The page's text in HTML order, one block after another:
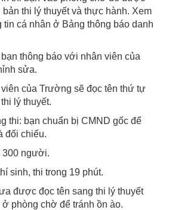
thi lý thuyết và thực hành. Xem
tin cá nhân ở Bảng thông báo danh
thông báo với nhân viên của
sửa.
của Trường sẽ đọc tên thứ tự
lý thuyết.
thi: bạn chuẩn bị CMND gốc để
đối chiếu.
300 người.
sinh, thi trong 19 phút.
được đọc tên sang thi lý thuyết
phòng chờ để tránh ồn ào.